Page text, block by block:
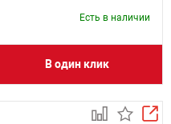
Есть в наличии
В один клик